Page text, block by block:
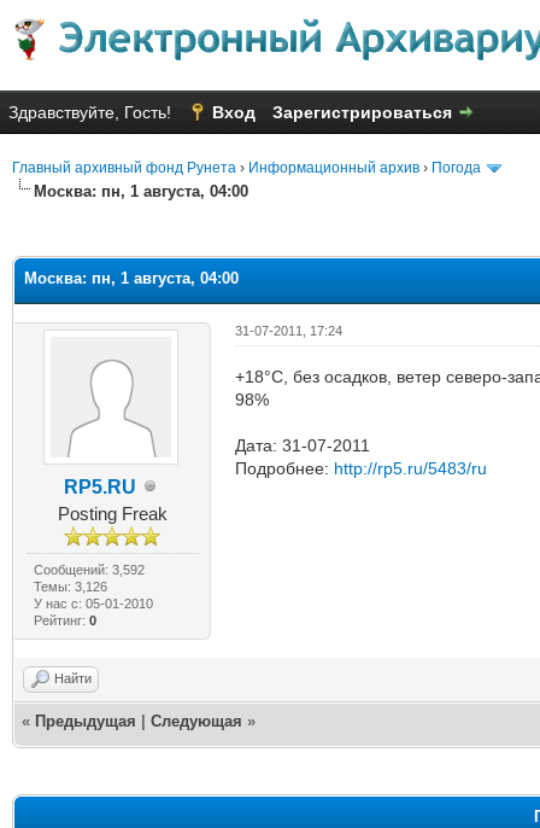
Здравствуйте, Гость! Вход Зарегистрироваться
Главный архивный фонд Рунета › Информационный архив › Погода
Москва: пн, 1 августа, 04:00
Москва: пн, 1 августа, 04:00
RP5.RU
Posting Freak
Сообщений: 3,592
Темы: 3,126
У нас с: 05-01-2010
Рейтинг: 0
31-07-2011, 17:24
+18°C, без осадков, ветер северо-
98%
Дата: 31-07-2011
Подробнее: http://rp5.ru/5483/ru
Найти
« Предыдущая Следующая »